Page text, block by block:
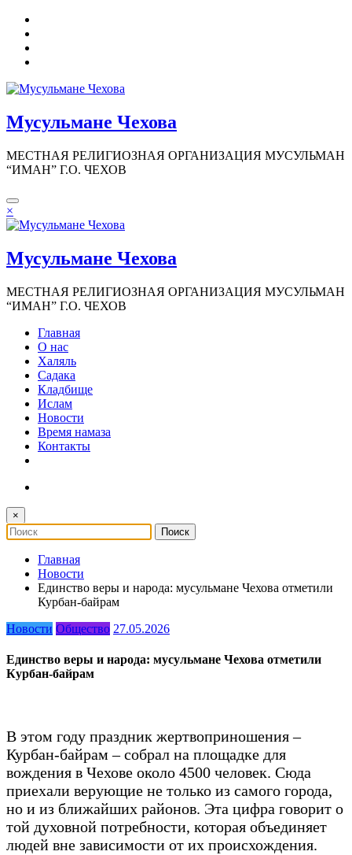
Перейти
содержимому
Мусульмане Чехова
МЕСТНАЯ РЕЛИГИОЗНАЯ ОРГАНИЗАЦИЯ МУСУЛЬМАН
“ИМАН” Г.О. ЧЕХОВ
×
Мусульмане Чехова
МЕСТНАЯ РЕЛИГИОЗНАЯ ОРГАНИЗАЦИЯ МУСУЛЬМАН
“ИМАН” Г.О. ЧЕХОВ
Главная
О нас
Халяль
Садака
Кладбище
Ислам
Новости
Время намаза
Контакты
×
Главная
Новости
Единство веры и народа: мусульмане Чехова отметили
Курбан-байрам
Новости Общество 27.05.2026
Единство веры и народа: мусульмане Чехова отметили
Курбан-байрам
В этом году праздник жертвоприношения –
Курбан-байрам – собрал на площадке для
вождения в Чехове около 4500 человек. Сюда
приехали верующие не только из самого города,
но и из ближайших районов. Эта цифра говорит о
той духовной потребности, которая объединяет
людей вне зависимости от их происхождения.